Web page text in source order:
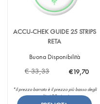
ACCU-CHEK GUIDE 25 STRIPS
RETA
Buona Disponibilità
€ 33,33 €19,70
*il prezzo barrato è il prezzo più basso degli
ultimi 30 giorni